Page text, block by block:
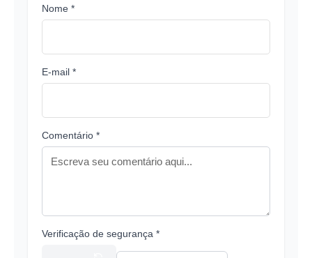
Nome *
E-mail *
Comentário *
Verificação de segurança *